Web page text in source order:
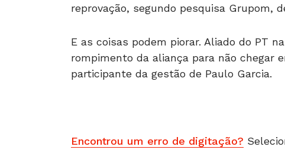
reprovação, segundo pesquisa Grupom,
E as coisas podem piorar. Aliado do PT
rompimento da aliança para não chegar
participante da gestão de Paulo Garcia.
Encontrou um erro de digitação?